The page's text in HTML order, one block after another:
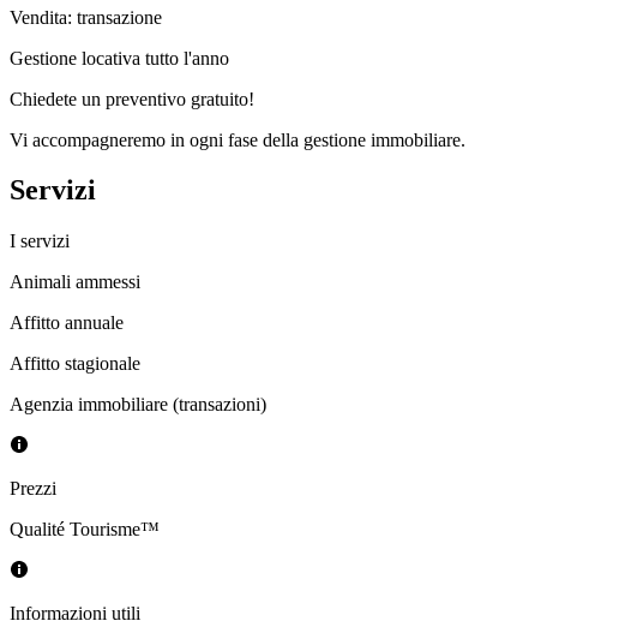
Vendita: transazione
Gestione locativa tutto l'anno
Chiedete un preventivo gratuito!
Vi accompagneremo in ogni fase della gestione immobiliare.
Servizi
I servizi
Animali ammessi
Affitto annuale
Affitto stagionale
Agenzia immobiliare (transazioni)
Prezzi
Qualité Tourisme™
Informazioni utili